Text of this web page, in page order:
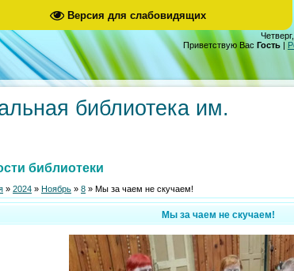
Версия для слабовидящих
Приветствую Вас Гость |
библиотека им.
библиотеки
» 2024 » Ноябрь » 8 » Мы за чаем не скучаем!
Мы за чаем не скучаем!